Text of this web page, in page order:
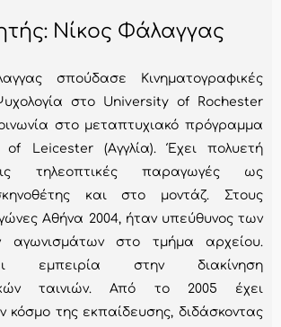
Νίκος Φάλαγγας
σπούδασε Κινηματογραφικές
στο University of Rochester
στο μεταπτυχιακό πρόγραμμα
Leicester (Αγγλία). Έχει πολυετή
τηλεοπτικές παραγωγές ως
και στο μοντάζ. Στους
Αθήνα 2004, ήταν υπεύθυνος των
αγωνισμάτων στο τμήμα αρχείου.
εμπειρία στην διακίνηση
ταινιών. Από το 2005 έχει
κόσμο της εκπαίδευσης, διδάσκοντας